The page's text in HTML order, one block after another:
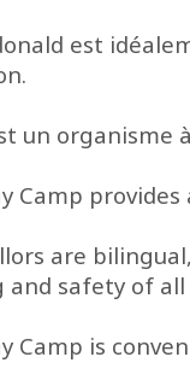
est
un organisme
Camp
are
safety of all
Camp is